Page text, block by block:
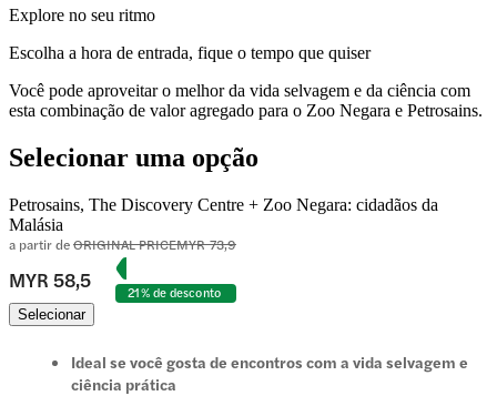
Explore no seu ritmo
Escolha a hora de entrada, fique o tempo que quiser
Você pode aproveitar o melhor da vida selvagem e da ciência com
esta combinação de valor agregado para o Zoo Negara e Petrosains.
Selecionar uma opção
Petrosains, The Discovery Centre + Zoo Negara: cidadãos da
Malásia
a partir deORIGINAL PRICEMYR 73,9
MYR 58,5
21% de desconto
Selecionar
Ideal se você gosta de encontros com a vida selvagem e
ciência prática